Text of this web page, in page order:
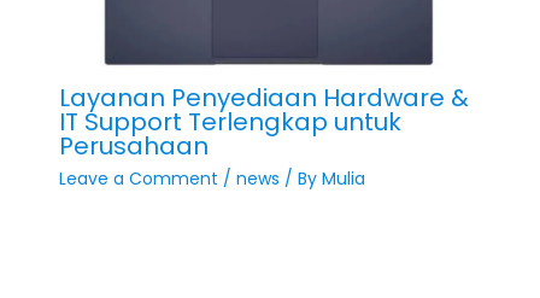
Layanan Penyediaan Hardware &
IT Support Terlengkap untuk
Perusahaan
Leave a Comment / news / By Mulia